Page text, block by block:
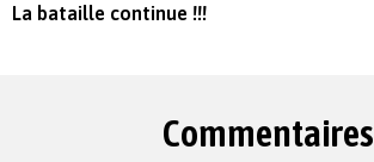
La bataille continue !!!
Commentaires